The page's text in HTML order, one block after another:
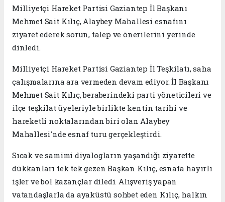
Milliyetçi Hareket Partisi Gaziantep İl Başkanı
Mehmet Sait Kılıç, Alaybey Mahallesi esnafını
ziyaret ederek sorun, talep ve önerilerini yerinde
dinledi.
Milliyetçi Hareket Partisi Gaziantep İl Teşkilatı, saha
çalışmalarına ara vermeden devam ediyor. İl Başkanı
Mehmet Sait Kılıç, beraberindeki parti yöneticileri ve
ilçe teşkilat üyeleriyle birlikte kentin tarihi ve
hareketli noktalarından biri olan Alaybey
Mahallesi'nde esnaf turu gerçekleştirdi.
Sıcak ve samimi diyalogların yaşandığı ziyarette
dükkanları tek tek gezen Başkan Kılıç, esnafa hayırlı
işler ve bol kazançlar diledi. Alışveriş yapan
vatandaşlarla da ayaküstü sohbet eden Kılıç, halkın